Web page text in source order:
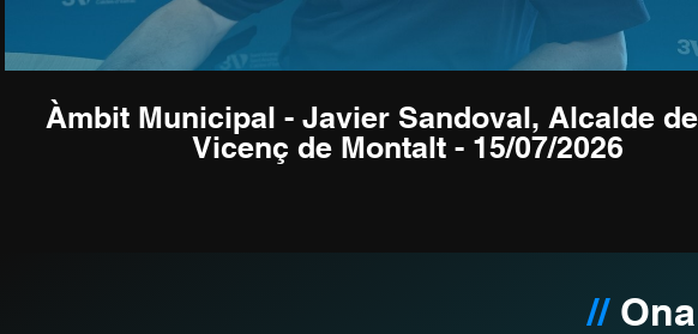
Àmbit Municipal - Javier Sandoval, Alcalde
Vicenç de Montalt - 15/07/2026
//Ona